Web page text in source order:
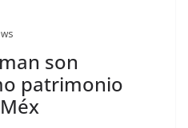
son
patrimonio